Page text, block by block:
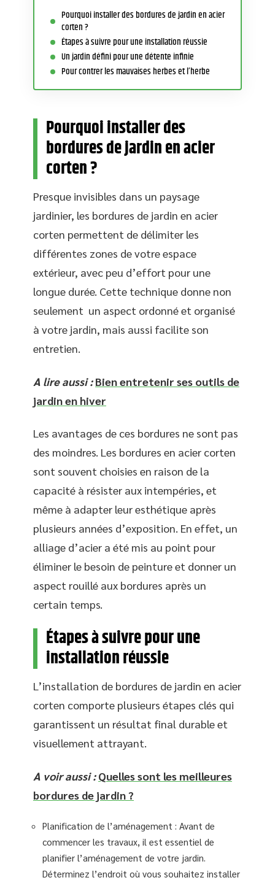
Pourquoi installer des bordures de jardin en acier
corten ?
Étapes à suivre pour une installation réussie
Un jardin défini pour une détente infinie
Pour contrer les mauvaises herbes et l’herbe
Pourquoi installer des
bordures de jardin en acier
corten ?
Presque invisibles dans un paysage
jardinier, les bordures de jardin en acier
corten permettent de délimiter les
différentes zones de votre espace
extérieur, avec peu d’effort pour une
longue durée. Cette technique donne non
seulement un aspect ordonné et organisé
à votre jardin, mais aussi facilite son
entretien.
A lire aussi : Bien entretenir ses outils de
jardin en hiver
Les avantages de ces bordures ne sont pas
des moindres. Les bordures en acier corten
sont souvent choisies en raison de la
capacité à résister aux intempéries, et
même à adapter leur esthétique après
plusieurs années d’exposition. En effet, un
alliage d’acier a été mis au point pour
éliminer le besoin de peinture et donner un
aspect rouillé aux bordures après un
certain temps.
Étapes à suivre pour une
installation réussie
L’installation de bordures de jardin en acier
corten comporte plusieurs étapes clés qui
garantissent un résultat final durable et
visuellement attrayant.
A voir aussi : Quelles sont les meilleures
bordures de jardin ?
Planification de l’aménagement : Avant de
commencer les travaux, il est essentiel de
planifier l’aménagement de votre jardin.
Déterminez l’endroit où vous souhaitez installer